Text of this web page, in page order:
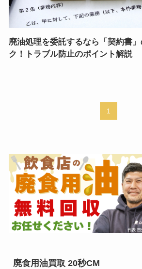
廃油処理を委託するなら「契約書
ク！トラブル防止のポイント解説
1
廃食用油買取 20秒CM